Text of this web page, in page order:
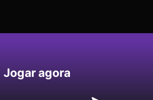
Jogar agora